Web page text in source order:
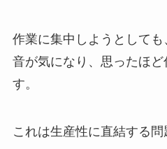
作業に集中しようとして
音が気になり、思ったほ
す。
これは生産性に直結する問